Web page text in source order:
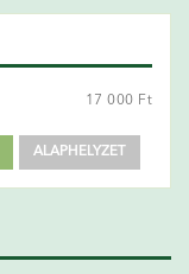
17 000 Ft
ALAPHELYZET